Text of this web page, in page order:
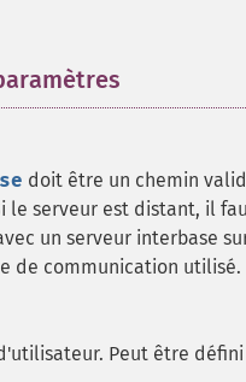
doit être un chemin
le serveur est distant, il
un serveur interbase
de communication utilisé.
Peut être